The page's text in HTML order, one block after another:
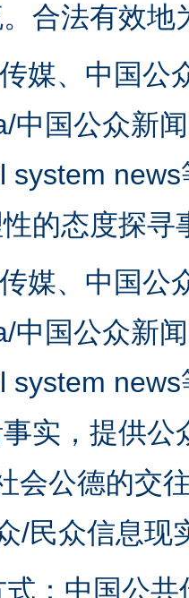
合法有效地
媒、中国公
中国公众新
system
的态度探寻
媒、中国公
中国公众新
system
实，提供
会公德的交
/民众信息现
：中国公共